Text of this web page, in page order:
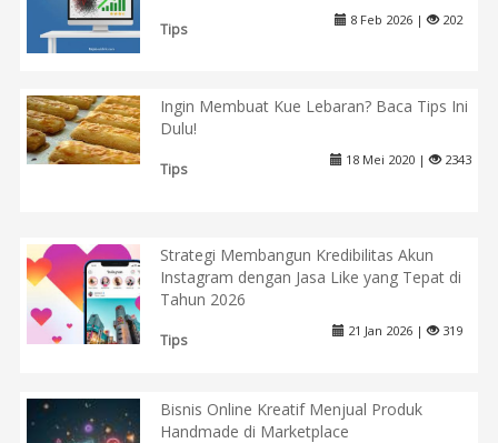
Tips
8 Feb 2026 | 202
Ingin Membuat Kue Lebaran? Baca Tips Ini
Dulu!
Tips
18 Mei 2020 | 2343
Strategi Membangun Kredibilitas Akun
Instagram dengan Jasa Like yang Tepat di
Tahun 2026
Tips
21 Jan 2026 | 319
Bisnis Online Kreatif Menjual Produk
Handmade di Marketplace